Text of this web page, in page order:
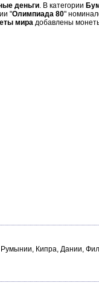
деньги. В категории
"Олимпиада 80"
мира добавлены
Кипра, Дании,